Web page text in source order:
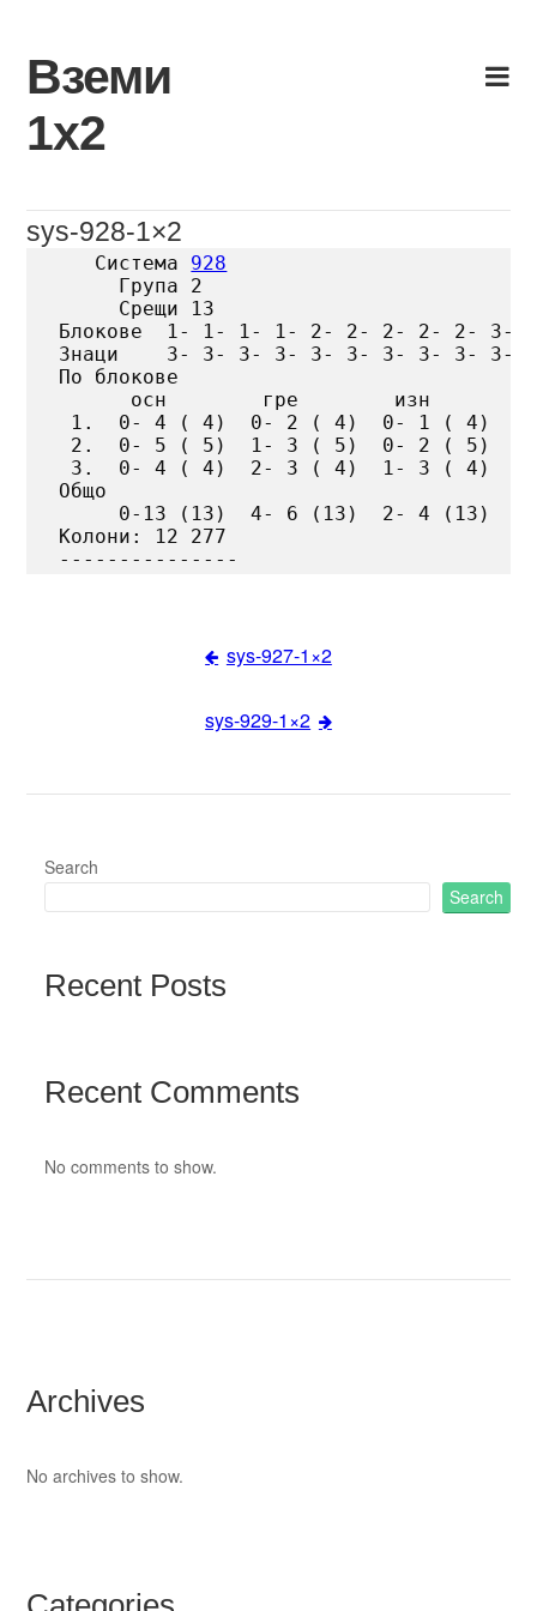
content
Вземи
1х2
sys-928-1×2
   Система
928
     Група 2
     Срещи 13
Блокове  1- 1- 1- 1- 2- 2- 2- 2- 2- 3-
Знаци    3- 3- 3- 3- 3- 3- 3- 3- 3- 3-
По блокове
      осн        гре        изн
1.  0- 4 ( 4)  0- 2 ( 4)  0- 1 ( 4)
2.  0- 5 ( 5)  1- 3 ( 5)  0- 2 ( 5)
3.  0- 4 ( 4)  2- 3 ( 4)  1- 3 ( 4)
Общо
     0-13 (13)  4- 6 (13)  2- 4 (13)
Колони: 12 277
sys-927-1×2
sys-929-1×2
Search
Search
Recent Posts
Recent Comments
No comments to show.
Archives
No archives to show.